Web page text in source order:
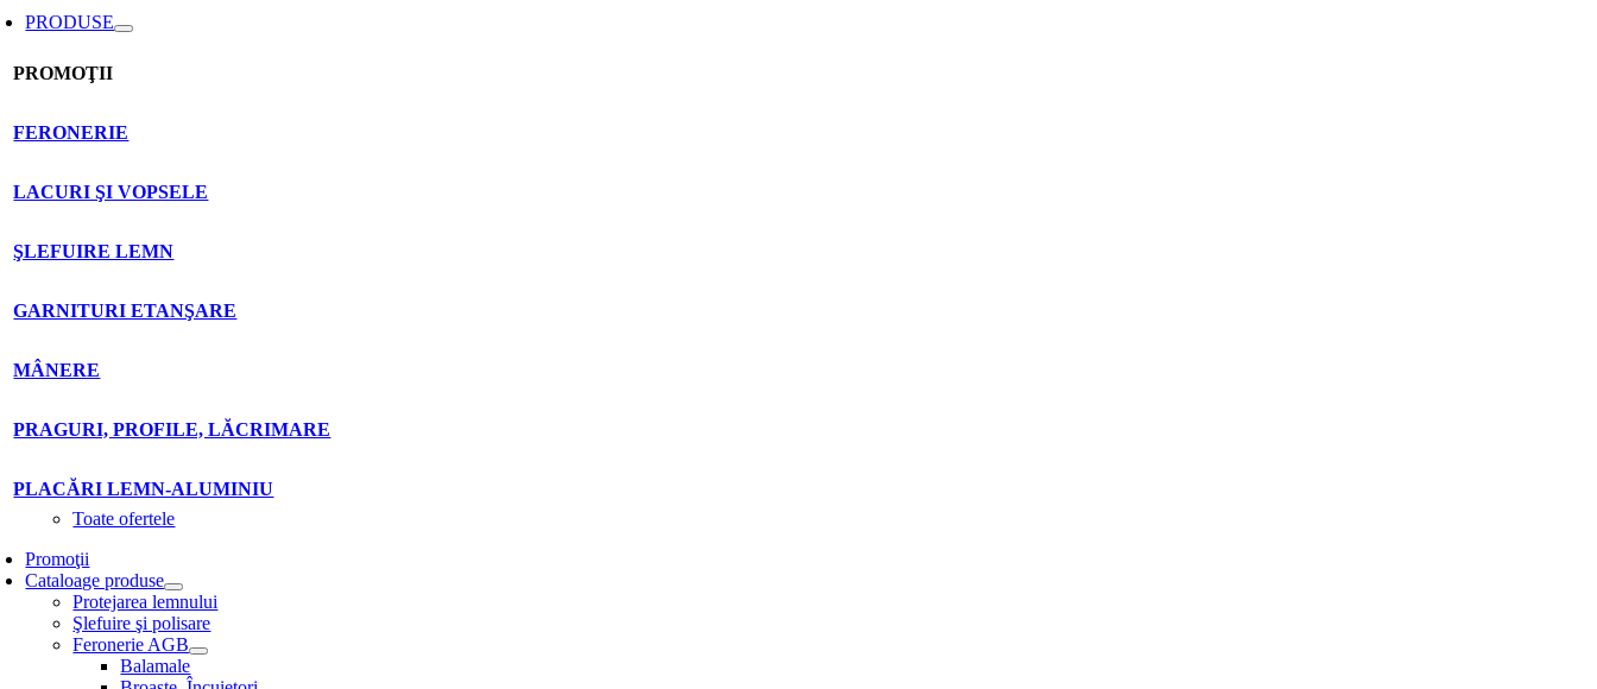
PRODUSE
PROMOŢII
FERONERIE
LACURI ŞI VOPSELE
ŞLEFUIRE LEMN
GARNITURI ETANŞARE
MÂNERE
PRAGURI, PROFILE, LĂCRIMARE
PLACĂRI LEMN-ALUMINIU
Toate ofertele
Promoţii
Cataloage produse
Protejarea lemnului
Şlefuire şi polisare
Feronerie AGB
Balamale